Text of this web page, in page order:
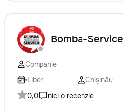
Bomba-Service
Companie
Liber
Chișinău
0,0
nici o recenzie